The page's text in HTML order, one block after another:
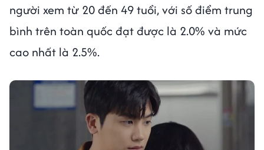
người xem từ 20 đến 49 tuổi, với số điểm trung
bình trên toàn quốc đạt được là 2.0% và mức
cao nhất là 2.5%.